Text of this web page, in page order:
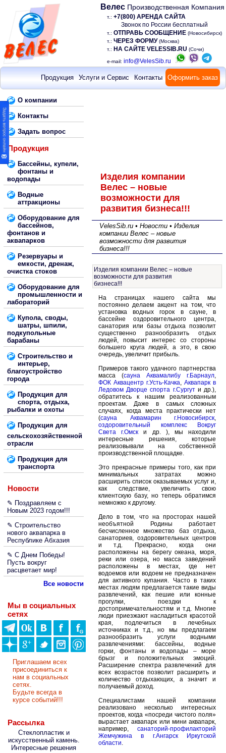
Велес Производственная Компания
т.: +7(800) АРЕНДА САЙТА
Звонок по России бесплатный
т.: ОТПРАВЬ СООБЩЕНИЕ (Новосибирск)
т.: ЧЕРЕЗ ФОРМУ (Москва)
т.: НА САЙТЕ VELESSIB.RU (Сочи)
e-mail: info@VelesSib.ru
Продукция Услуги и Сервис Контакты Оформить заказ
О компании
Контакты
Задать вопрос
Продукция
Бассейны, купели,
фонтаны и
водопады
Водные
аттракционы
Оборудование для
бассейнов,
фонтанов и
аквапарков
Резервуары и
емкости, дренаж,
очистка стоков
Оборудование для
промышленности и
лабораторий
Купола, своды,
шатры, шпили,
подкупольные
барабаны
Строительство и
интерьер,
благоустройство
города
Продукция для
спорта, отдыха,
рыбалки и охоты
Продукция для
сельскохозяйственной
отрасли
Продукция для
транспорта
Новости
✎ Поздравляем с
Новым 2023 годом!!!
✎ Строительство
нового аквапарка в
Республике Абхазия
✎ С Днем Победы!
Пусть вокруг
расцветает мир!
Все новости
Мы в социальных
сетях
Приглашаем всех
присоединиться к
нам в социальных
сетях.
Будьте всегда в
курсе событий!!!
Рассылка
Стеклопластик и
искусственный камень.
Интересные решения
Изделия компании
Велес – новые
возможности для
развития бизнеса!!!
VelesSib.ru • Новости • Изделия
компании Велес – новые
возможности для развития
бизнеса!!!
Изделия компании Велес – новые
возможности для развития
бизнеса!!!
На страницах нашего сайта мы
постоянно делаем акцент на том, что
установка водных горок в сауне, в
бассейне оздоровительного центра,
санатория или базы отдыха позволит
существенно разнообразить отдых
людей, повысит интерес со стороны
большего круга людей, а это, в свою
очередь, увеличит прибыль.
Примеров такого удачного партнерства
масса (сауна Аквамалибу г.Барнаул,
ФОК Аквацентр г.Усть-Качка,Аквапарк в
Ледовом Дворце спорта г.Сургути др.),
обратитесь к нашим реализованным
проектам. Даже в самых сложных
случаях, когда места практически нет
(сауна Аквамарин г.Новосибирск,
оздоровительный комплекс Вокруг
Света г.Омск и др. ), мы находили
интересные решения, которые
реализовывали на собственной
производственной площадке.
Это прекрасные примеры того, как при
минимальных затратах можно
расширить список оказываемых услуг и,
как следствие, увеличить свою
клиентскую базу, но теперь обратимся
немножко к другому.
Дело в том, что на просторах нашей
необъятной Родины работает
бесчисленное множество баз отдыха,
санаториев, оздоровительных центров
и т.д. Прекрасно, когда они
расположены на берегу океана, моря,
реки или озера, но масса заведений
расположены в местах, где нет
водоемов или водоем не предназначен
для активного купания. Часто в таких
местах людям предлагается такие виды
развлечений, как пешие или конные
прогулки, поездки к
достопримечательностям и т.д. Многие
люди приезжают насладиться красотой
края, подлечиться в лечебных
источниках и т.д., но мы предлагаем
разнообразить услуги водными
развлечениями: бассейны, водные
горки, фонтаны и водопады – море
брызг и положительных эмоций.
Расширение спектра развлечений для
всех возрастов позволит расширить и
количество отдыхающих, а значит и
получаемый доход.
Специалистами нашей компании
реализовано несколько интересных
проектов, когда «посреди чистого поля»
вырастает аквапарк или мини аквапарк,
например,санаторий-профилакторий
Жемчужина в г.Ангарск Иркутской
области.